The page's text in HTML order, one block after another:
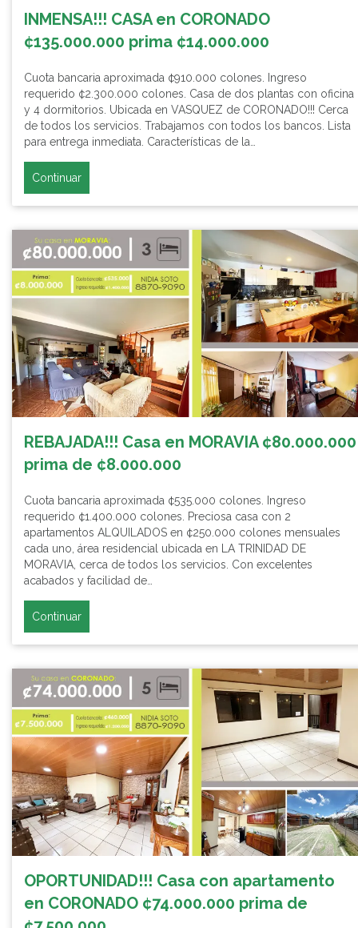
INMENSA!!! CASA en CORONADO
¢135.000.000 prima ¢14.000.000
Cuota bancaria aproximada ¢910.000 colones. Ingreso
requerido ¢2.300.000 colones. Casa de dos plantas con oficina
y 4 dormitorios. Ubicada en VASQUEZ de CORONADO!!! Cerca
de todos los servicios. Trabajamos con todos los bancos. Lista
para entrega inmediata. Características de la…
Continuar
REBAJADA!!! Casa en MORAVIA ¢80.000.000
prima de ¢8.000.000
Cuota bancaria aproximada ¢535.000 colones. Ingreso
requerido ¢1.400.000 colones. Preciosa casa con 2
apartamentos ALQUILADOS en ¢250.000 colones mensuales
cada uno, área residencial ubicada en LA TRINIDAD DE
MORAVIA, cerca de todos los servicios. Con excelentes
acabados y facilidad de…
Continuar
OPORTUNIDAD!!! Casa con apartamento
en CORONADO ¢74.000.000 prima de